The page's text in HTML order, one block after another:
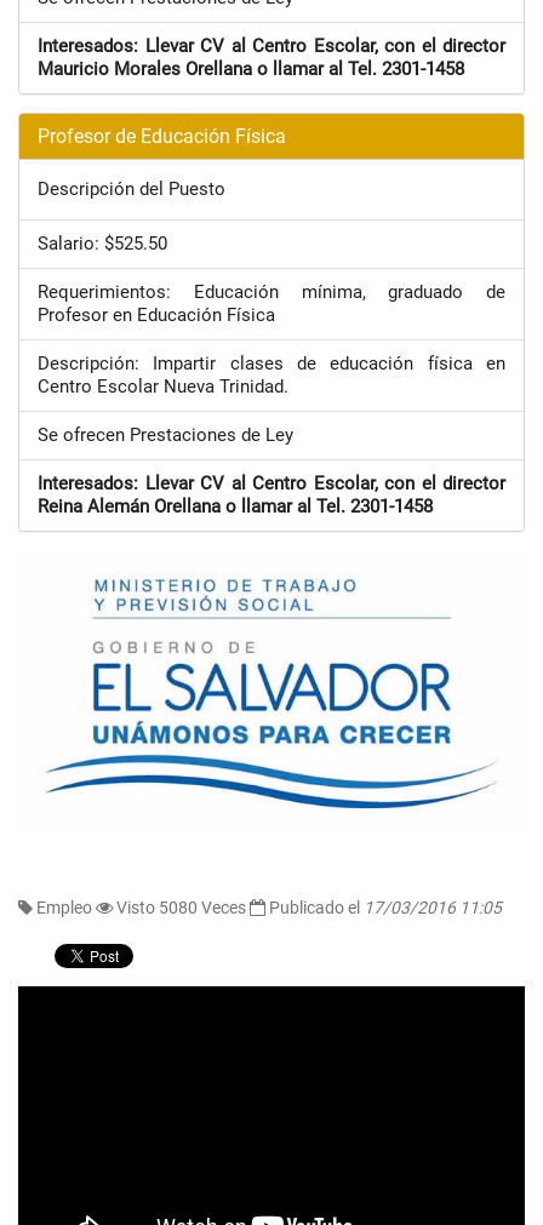
Interesados: Llevar CV al Centro Escolar, con el director
Mauricio Morales Orellana o llamar al Tel. 2301-1458
Profesor de Educación Física
Descripción del Puesto
Salario: $525.50
Requerimientos: Educación mínima, graduado de
Profesor en Educación Física
Descripción: Impartir clases de educación física en
Centro Escolar Nueva Trinidad.
Se ofrecen Prestaciones de Ley
Interesados: Llevar CV al Centro Escolar, con el director
Reina Alemán Orellana o llamar al Tel. 2301-1458
Empleo Visto 5080 Veces Publicado el 17/03/2016 11:05